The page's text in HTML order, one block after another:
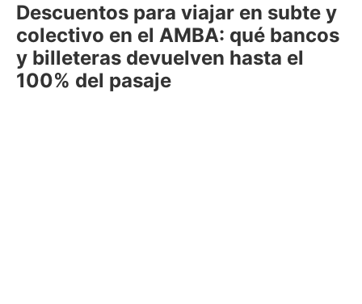
Descuentos para viajar en subte y
colectivo en el AMBA: qué bancos
y billeteras devuelven hasta el
100% del pasaje